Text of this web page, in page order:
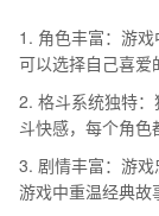
1. 角色丰富：游
可以选择自己喜爱
2. 格斗系统独特
斗快感，每个角色
3. 剧情丰富：游
游戏中重温经典故